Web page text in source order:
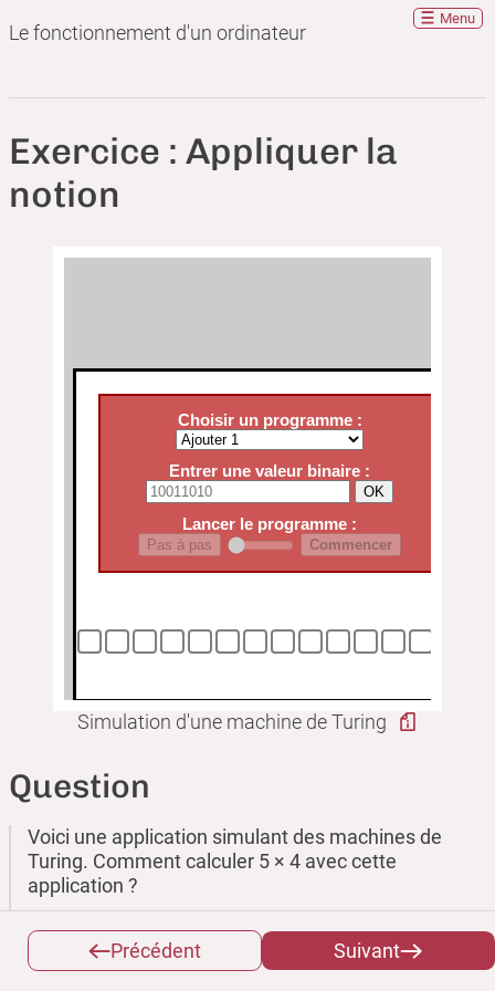
Le fonctionnement d'un ordinateur
Menu
Exercice : Appliquer la
notion
Simulation d'une machine de Turing
Question
Voici une application simulant des machines de
Turing. Comment calculer 5 × 4 avec cette
application ?
Indice
Précédent Suivant